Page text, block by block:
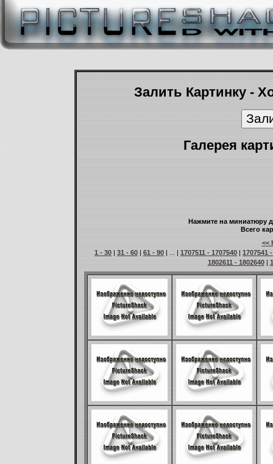
Залить Картинку -
Галерея
Нажмите на миниатюру
Всего
<<
1 - 30 | 31 - 60 | 61 - 90 | ... | 1707511 - 1707540 | 1707541
1802611 - 1802640|